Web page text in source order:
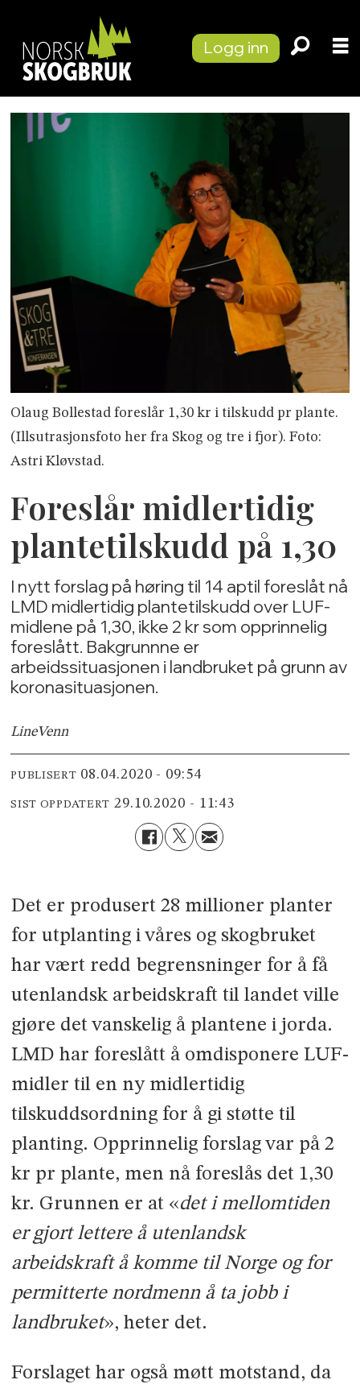
Logg inn
Olaug Bollestad foreslår 1,30 kr i tilskudd pr plante.
(Illsutrasjonsfoto her fra Skog og tre i fjor). Foto:
Astri Kløvstad.
Foreslår midlertidig
plantetilskudd på 1,30
I nytt forslag på høring til 14 aptil foreslåt nå
LMD midlertidig plantetilskudd over LUF-
midlene på 1,30, ikke 2 kr som opprinnelig
foreslått. Bakgrunnne er
arbeidssituasjonen i landbruket på grunn av
koronasituasjonen.
LineVenn
PUBLISERT 08.04.2020 - 09:54
SIST OPPDATERT 29.10.2020 - 11:43
Det er produsert 28 millioner planter
for utplanting i våres og skogbruket
har vært redd begrensninger for å få
utenlandsk arbeidskraft til landet ville
gjøre det vanskelig å plantene i jorda.
LMD har foreslått å omdisponere LUF-
midler til en ny midlertidig
tilskuddsordning for å gi støtte til
planting. Opprinnelig forslag var på 2
kr pr plante, men nå foreslås det 1,30
kr. Grunnen er at «det i mellomtiden
er gjort lettere å utenlandsk
arbeidskraft å komme til Norge og for
permitterte nordmenn å ta jobb i
landbruket», heter det.
Forslaget har også møtt motstand, da